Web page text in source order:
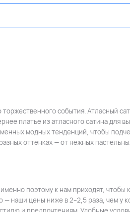
события. Атласный
платье из атласного сатина для
модных тенденций, чтобы
оттенках — от нежных
поэтому к нам приходят, чтобы
— наши цены ниже в 2–2,5 раза, чем у